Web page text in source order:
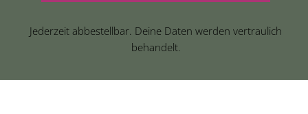
Jederzeit abbestellbar. Deine Daten werden vertraulich
behandelt.